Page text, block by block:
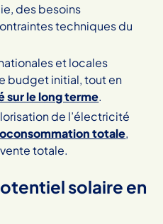
des besoins
techniques du
et locales
budget initial, tout en
sur le long terme.
de l’électricité
totale,
totale.
solaire en